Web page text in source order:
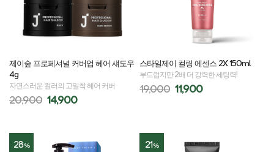
제이숲 프로페셔널 커버업 헤어 섀도우
4g
자연스러운 컬러의 고밀착 헤어 커버
20,900 14,900
스타일제이 컬링 에센스 2X 150ml
부드럽지만 2배 더 강력한 세팅력!
19,000 11,900
28% 21%